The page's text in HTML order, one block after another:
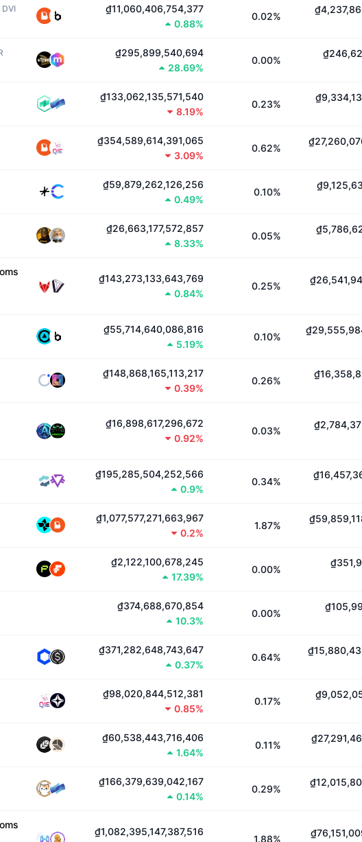
DVI
₫11,060,406,754,377
0.88%
0.02%
₫295,899,540,694
28.69%
0.00%
₫133,062,135,571,540
8.19%
0.23%
₫354,589,614,391,065
3.09%
0.62%
₫59,879,262,126,256
0.49%
0.10%
₫26,663,177,572,857
8.33%
0.05%
₫143,273,133,643,769
0.84%
0.25%
₫55,714,640,086,816
5.19%
0.10%
₫148,868,165,113,217
0.39%
0.26%
₫16,898,617,296,672
0.92%
0.03%
₫195,285,504,252,566
0.9%
0.34%
₫1,077,577,271,663,967
0.2%
1.87%
₫2,122,100,678,245
17.39%
0.00%
₫374,688,670,854
10.3%
0.00%
₫371,282,648,743,647
0.37%
0.64%
₫98,020,844,512,381
0.85%
0.17%
₫60,538,443,716,406
1.64%
0.11%
₫166,379,639,042,167
0.14%
0.29%
₫1,082,395,147,387,516
1.88%